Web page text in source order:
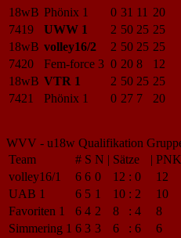
18wB Phönix 1 0 31 11 20
7419
UWW 1 2 50 25 25
18wB volley16/2 2 50 25 25
7420
Fem-force 3 0 20 8
12
18wB VTR 1 2 50 25 25
7421
Phönix 1 0 27 7 20
WVV - u18w Qualifikation
Team
# S N | Sätze | PNK
volley16/1
6 6 0 12 : 0
12
UAB 1
6 5 1 10 : 2
10
Favoriten 1
6 4 2 8 : 4
8
Simmering 1 6 3 3 6 : 6
6